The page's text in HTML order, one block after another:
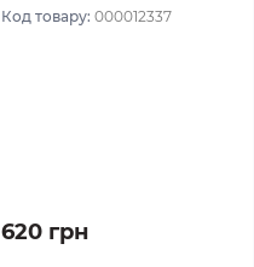
Код товару: 000012337
620 грн